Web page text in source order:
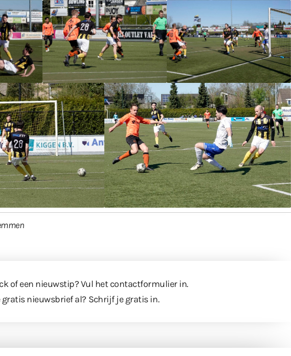
of een nieuwstip? Vul het contactformulierin.
gratis nieuwsbrief al? Schrijf je gratis in.